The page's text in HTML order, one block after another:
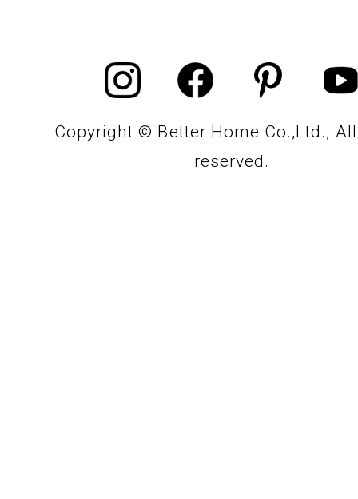
Copyright © Better Home Co.,Ltd.,
reserved.